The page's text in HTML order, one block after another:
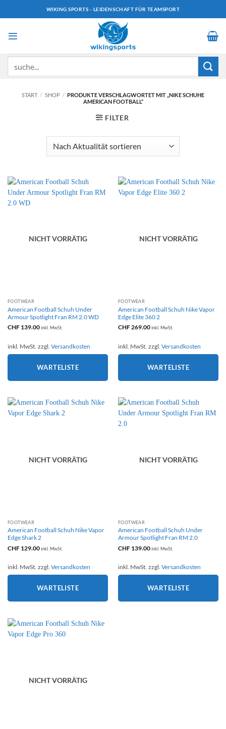
WIKING SPORTS - LEIDENSCHAFT FÜR TEAMSPORT
START / SHOP / PRODUKTE VERSCHLAGWORTET MIT „NIKE SCHUHE
AMERICAN FOOTBALL“
FILTER
NICHT VORRÄTIG
FOOTWEAR
American Football Schuh Under
Armour Spotlight Fran RM 2.0 WD
CHF139.00 inkl. MwSt.
inkl. MwSt. zzgl. Versandkosten
WARTELISTE
NICHT VORRÄTIG
FOOTWEAR
American Football Schuh Nike Vapor
Edge Elite 360 2
CHF269.00 inkl. MwSt.
inkl. MwSt. zzgl. Versandkosten
WARTELISTE
NICHT VORRÄTIG
FOOTWEAR
American Football Schuh Nike Vapor
Edge Shark 2
CHF129.00 inkl. MwSt.
inkl. MwSt. zzgl. Versandkosten
WARTELISTE
NICHT VORRÄTIG
FOOTWEAR
American Football Schuh Under
Armour Spotlight Fran RM 2.0
CHF139.00 inkl. MwSt.
inkl. MwSt. zzgl. Versandkosten
WARTELISTE
NICHT VORRÄTIG